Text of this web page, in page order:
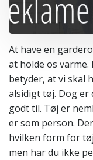
At have en
at holde os
betyder, at vi skal
alsidigt tøj. Dog er
godt til. Tøj er
er som person.
hvilken form for
men har du ikke